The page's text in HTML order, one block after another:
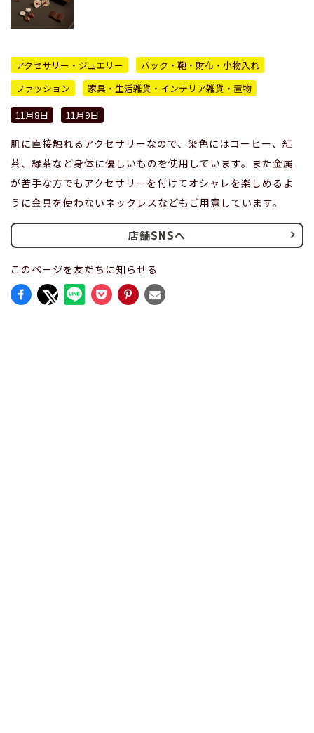
アクセサリー・ジュエリー
バック・鞄・財布・小物入れ
ファッション
家具・生活雑貨・インテリア雑貨・置物
11月8日
11月9日
肌に直接触れるアクセサリーなので、染色にはコーヒー、紅
茶、緑茶など身体に優しいものを使用しています。また金属
が苦手な方でもアクセサリーを付けてオシャレを楽しめるよ
うに金具を使わないネックレスなどもご用意しています。
店舗SNSへ
このページを友だちに知らせる